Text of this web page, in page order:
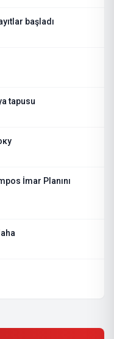
başladı
tapusu
İmar Planını